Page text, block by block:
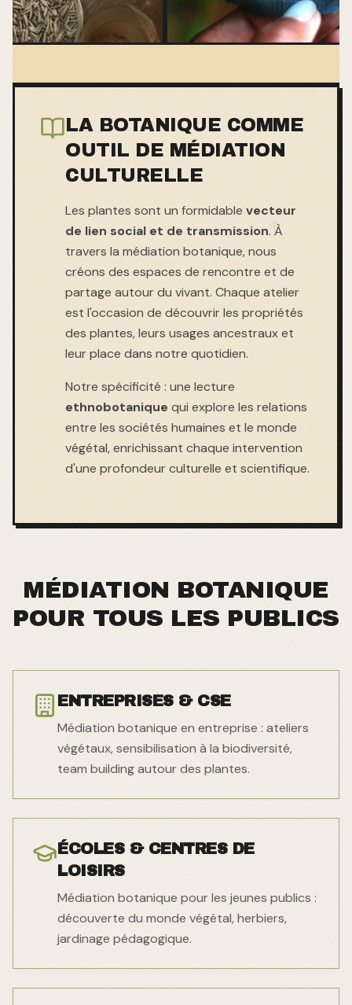
LA BOTANIQUE COMME
OUTIL DE MÉDIATION
CULTURELLE
Les plantes sont un formidable vecteur
de lien social et de transmission. À
travers la médiation botanique, nous
créons des espaces de rencontre et de
partage autour du vivant. Chaque atelier
est l'occasion de découvrir les propriétés
des plantes, leurs usages ancestraux et
leur place dans notre quotidien.
Notre spécificité : une lecture
ethnobotanique qui explore les relations
entre les sociétés humaines et le monde
végétal, enrichissant chaque intervention
d'une profondeur culturelle et scientifique.
MÉDIATION BOTANIQUE
POUR TOUS LES PUBLICS
ENTREPRISES & CSE
Médiation botanique en entreprise : ateliers
végétaux, sensibilisation à la biodiversité,
team building autour des plantes.
ÉCOLES & CENTRES DE
LOISIRS
Médiation botanique pour les jeunes publics :
découverte du monde végétal, herbiers,
jardinage pédagogique.